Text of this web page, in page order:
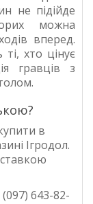
не підійде
можна
вперед.
хто цінує
гравців з
в
Ігродол.
643-82-